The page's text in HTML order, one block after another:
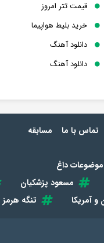
قیمت تتر امروز
خرید بلیط هواپیما
دانلود آهنگ
دانلود آهنگ
تماس با ما مسابقه
موضوعات داغ
مسعود پزشکیان
و آمریکا
تنگه هرمز